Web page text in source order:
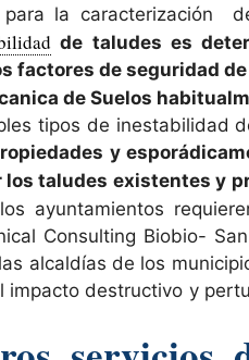
la caracterización
de taludes es
factores de seguridad
de Suelos
tipos de inestabilidad
y
taludes existentes y
ayuntamientos
Consulting Biobio-
alcaldías de los
destructivo y